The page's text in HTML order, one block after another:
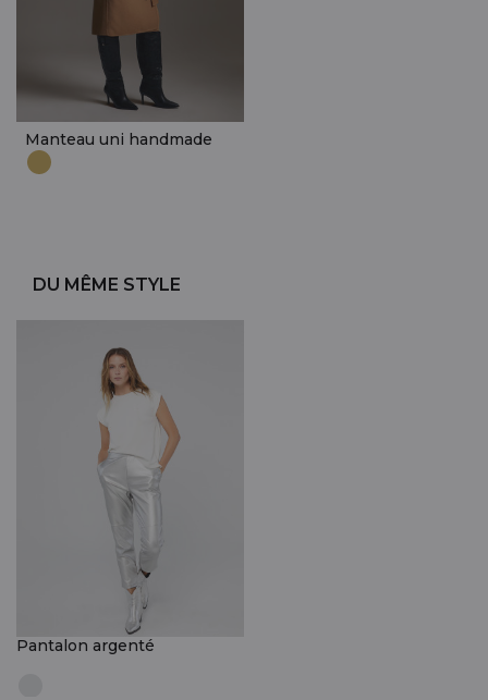
Manteau uni handmade
DU MÊME STYLE
Pantalon argenté